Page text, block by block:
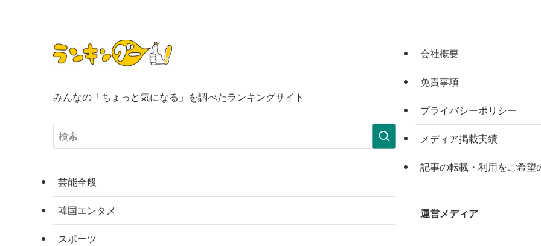
みんなの「ちょっと気になる」を調べたランキングサイト
芸能全般
韓国エンタメ
スポーツ
会社概要
免責事項
プライバシーポリシー
メディア掲載実績
記事の転載・利用をご希望
運営メディア